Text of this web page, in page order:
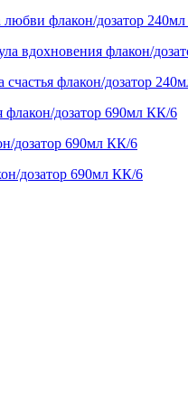
флакон/дозатор
вдохновения флакон/
флакон/дозатор
дозатор 690мл КК/6
дозатор 690мл КК/6
дозатор 690мл КК/6